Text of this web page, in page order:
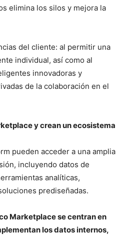
elimina los silos y mejora la
del cliente: al permitir una
individual, así como al
innovadoras y
de la colaboración en el
y crean un ecosistema
pueden acceder a una amplia
incluyendo datos de
analíticas,
prediseñadas.
Marketplace se centran en
los datos internos,